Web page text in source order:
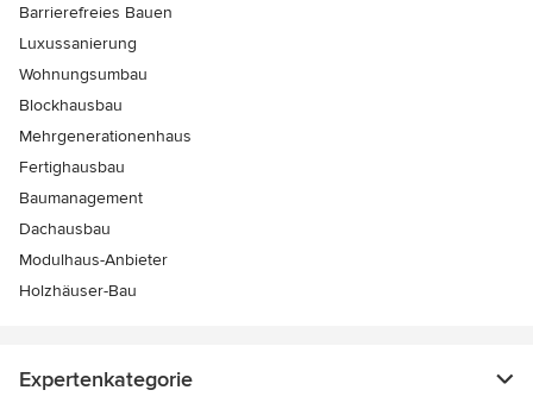
Barrierefreies Bauen
Luxussanierung
Wohnungsumbau
Blockhausbau
Mehrgenerationenhaus
Fertighausbau
Baumanagement
Dachausbau
Modulhaus-Anbieter
Holzhäuser-Bau
Expertenkategorie